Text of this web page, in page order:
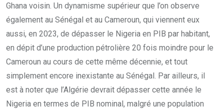
Ghana voisin. Un dynamisme supérieur que l’on observe
également au Sénégal et au Cameroun, qui viennent eux
aussi, en 2023, de dépasser le Nigeria en PIB par habitant,
en dépit d’une production pétrolière 20 fois moindre pour le
Cameroun au cours de cette même décennie, et tout
simplement encore inexistante au Sénégal. Par ailleurs, il
est à noter que l’Algérie devrait dépasser cette année le
Nigeria en termes de PIB nominal, malgré une population